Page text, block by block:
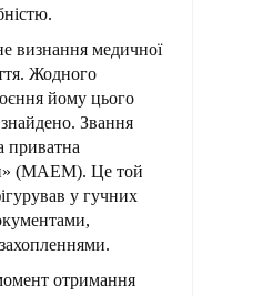
визнання медичної
Жодного
йому цього
Звання
приватна
(МАЕМ). Це той
у гучних
отримання